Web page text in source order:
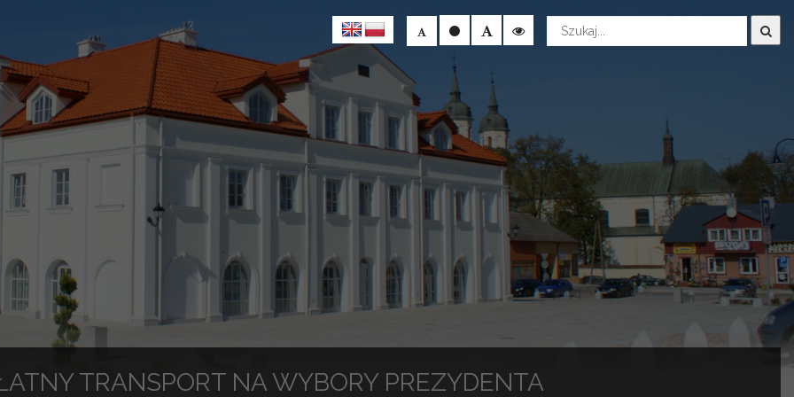
Wyszukaj
TRANSPORT NA WYBORY PREZYDENTA